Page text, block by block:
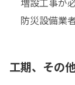
防災設備業
工期、その